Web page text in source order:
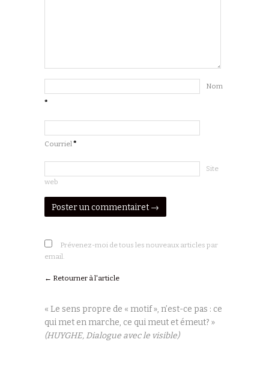
Nom
*
Courriel*
Site
web
Prévenez-moi de tous les nouveaux articles par
email.
← Retourner à l'article
« Le sens propre de « motif », n’est-ce pas : ce
qui met en marche, ce qui meut et émeut? »
(HUYGHE, Dialogue avec le visible)